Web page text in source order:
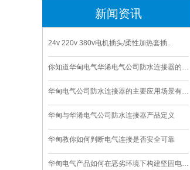
新闻资讯
24v 220v 380v电机插头/柔性加热套插..
你知道华甸电气华浠电气公司防水连接器的寿命是多久
华甸电气公司防水连接器的主要应用场景有哪些
华甸与华淆电气公司防水连接器产品定义
华甸教你如何判断电气连接是否安全可靠
华甸电气产品如何在恶劣环境下构建坚固电气连接